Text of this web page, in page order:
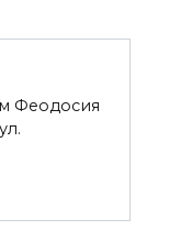
Феодосия